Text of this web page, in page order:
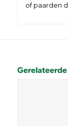
of paarden